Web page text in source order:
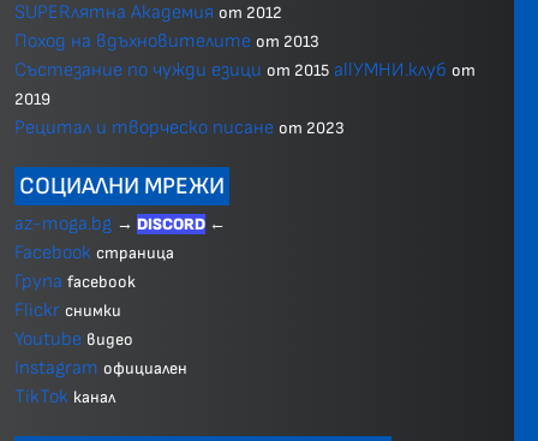
SUPERлятна Академия от 2012
Поход на вдъхновителите от 2013
Състезание по чужди езици от 2015 allУМНИ.клуб от
2019
Рецитал и творческо писане от 2023
СОЦИАЛНИ МРЕЖИ
az-moga.bg → DISCORD ←
Facebook страница
Група facebook
Flickr снимки
Youtube видео
Instagram официален
TikTok канал